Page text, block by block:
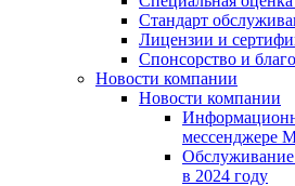
Стандарт
Лицензии и
Спонсорство и
Новости компании
Новости компании
мессенджере
Обслуживание
в 2024 году